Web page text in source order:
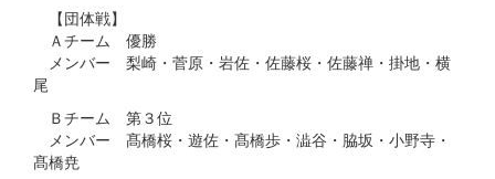
【団体戦】
Ａチーム 優勝
メンバー 梨崎・菅原・岩佐・佐藤桜・佐藤禅・掛地・横
尾
Ｂチーム 第３位
メンバー 髙橋桜・遊佐・髙橋歩・澁谷・脇坂・小野寺・
髙橋尭